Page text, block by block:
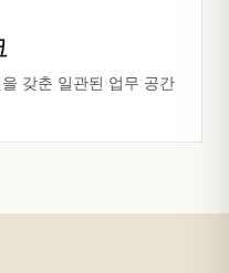
갖춘 일관된 업무 공간